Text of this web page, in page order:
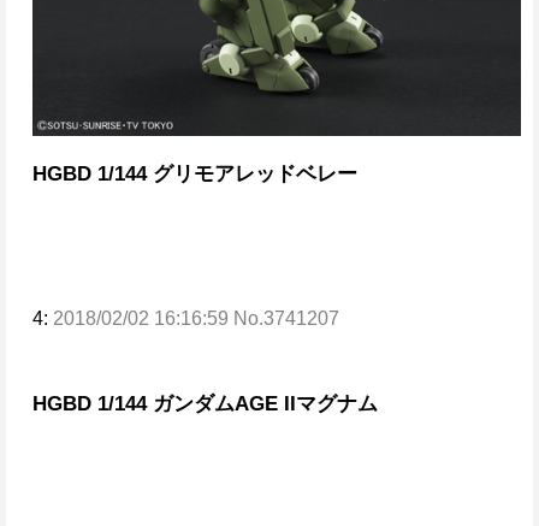
HGBD 1/144 グリモアレッドベレー
4: 2018/02/02 16:16:59 No.3741207
HGBD 1/144 ガンダムAGE IIマグナム